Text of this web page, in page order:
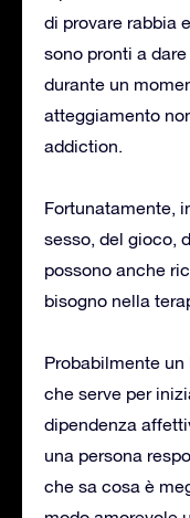
di provare rabbia
sono pronti a
durante un
atteggiamento
addiction.
Fortunatamente,
sesso, del gioco,
possono anche
bisogno nella
Probabilmente
che serve per
dipendenza
una persona
che sa cosa è